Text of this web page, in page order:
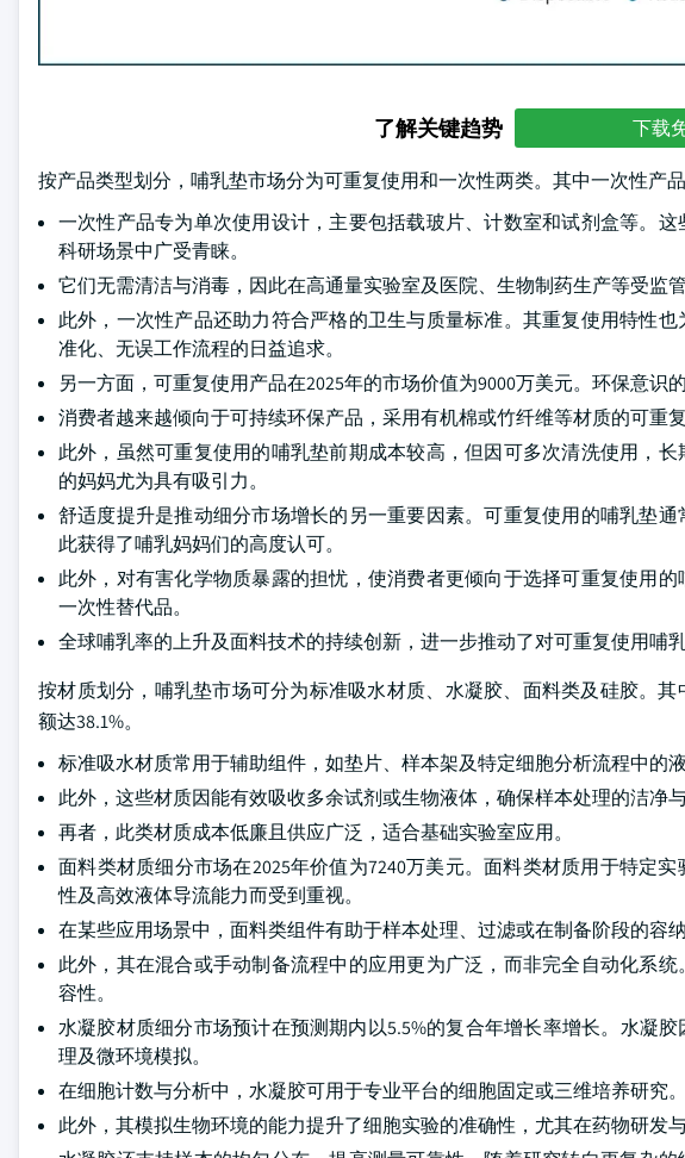
了解关键趋势 下载
按产品类型划分，哺乳垫市场分为可重复使用和一次性两类。其中一次性产
一次性产品专为单次使用设计，主要包括载玻片、计数室和试剂盒等。
科研场景中广受青睐。
它们无需清洁与消毒，因此在高通量实验室及医院、生物制药生产等受监管
此外，一次性产品还助力符合严格的卫生与质量标准。其重复使用特性
准化、无误工作流程的日益追求。
另一方面，可重复使用产品在2025年的市场价值为9000万美元。环保意识
消费者越来越倾向于可持续环保产品，采用有机棉或竹纤维等材质的可重
此外，虽然可重复使用的哺乳垫前期成本较高，但因可多次清洗使用，
的妈妈尤为具有吸引力。
舒适度提升是推动细分市场增长的另一重要因素。可重复使用的哺乳垫
此获得了哺乳妈妈们的高度认可。
此外，对有害化学物质暴露的担忧，使消费者更倾向于选择可重复使用
一次性替代品。
全球哺乳率的上升及面料技术的持续创新，进一步推动了对可重复使用哺
按材质划分，哺乳垫市场可分为标准吸水材质、水凝胶、面料类及硅胶。
额达38.1%。
标准吸水材质常用于辅助组件，如垫片、样本架及特定细胞分析流程中的液
此外，这些材质因能有效吸收多余试剂或生物液体，确保样本处理的洁净与
再者，此类材质成本低廉且供应广泛，适合基础实验室应用。
面料类材质细分市场在2025年价值为7240万美元。面料类材质用于特定
性及高效液体导流能力而受到重视。
在某些应用场景中，面料类组件有助于样本处理、过滤或在制备阶段的容纳
此外，其在混合或手动制备流程中的应用更为广泛，而非完全自动化系
容性。
水凝胶材质细分市场预计在预测期内以5.5%的复合年增长率增长。水凝
理及微环境模拟。
在细胞计数与分析中，水凝胶可用于专业平台的细胞固定或三维培养研究。
此外，其模拟生物环境的能力提升了细胞实验的准确性，尤其在药物研发与